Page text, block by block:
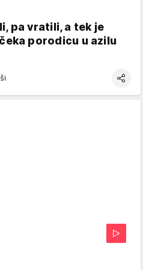
pa vratili, a tek je
porodicu u azilu